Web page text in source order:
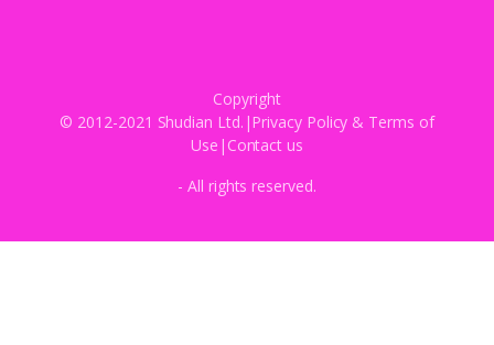
Copyright
© 2012-2021 Shudian Ltd.|Privacy Policy & Terms of
Use | Contact us
- All rights reserved.